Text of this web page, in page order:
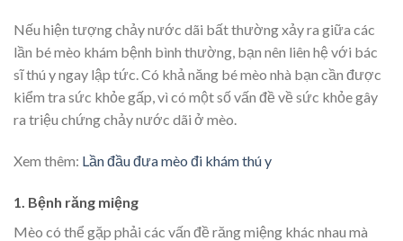
Nếu hiện tượng chảy nước dãi bất thường xảy ra giữa các
lần bé mèo khám bệnh bình thường, bạn nên liên hệ với bác
sĩ thú y ngay lập tức. Có khả năng bé mèo nhà bạn cần được
kiểm tra sức khỏe gấp, vì có một số vấn đề về sức khỏe gây
ra triệu chứng chảy nước dãi ở mèo.
Xem thêm: Lần đầu đưa mèo đi khám thú y
1. Bệnh răng miệng
Mèo có thể gặp phải các vấn đề răng miệng khác nhau mà